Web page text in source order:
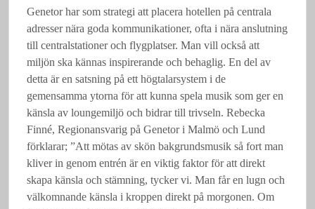
Genetor har som strategi att placera hotellen på centrala
adresser nära goda kommunikationer, ofta i nära anslutning
till centralstationer och flygplatser. Man vill också att
miljön ska kännas inspirerande och behaglig. En del av
detta är en satsning på ett högtalarsystem i de
gemensamma ytorna för att kunna spela musik som ger en
känsla av loungemiljö och bidrar till trivseln. Rebecka
Finné, Regionansvarig på Genetor i Malmö och Lund
förklarar; ”Att mötas av skön bakgrundsmusik så fort man
kliver in genom entrén är en viktig faktor för att direkt
skapa känsla och stämning, tycker vi. Man får en lugn och
välkomnande känsla i kroppen direkt på morgonen. Om